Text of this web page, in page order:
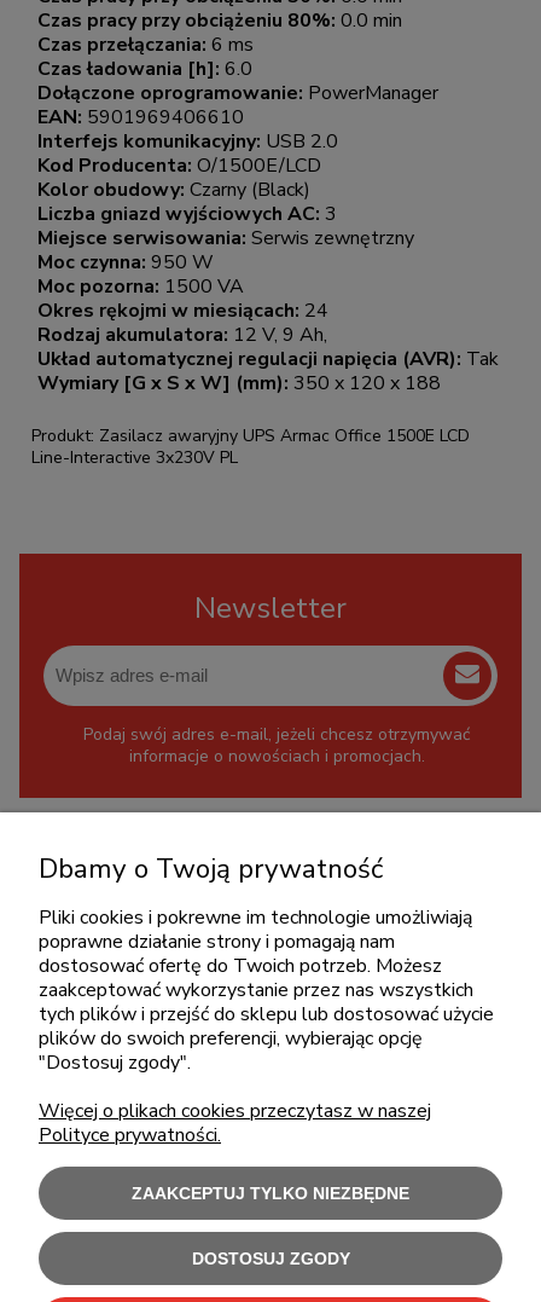
Czas pracy przy obciążeniu 80%: 0.0 min
Czas przełączania: 6 ms
Czas ładowania [h]: 6.0
Dołączone oprogramowanie: PowerManager
EAN: 5901969406610
Interfejs komunikacyjny: USB 2.0
Kod Producenta: O/1500E/LCD
Kolor obudowy: Czarny (Black)
Liczba gniazd wyjściowych AC: 3
Miejsce serwisowania: Serwis zewnętrzny
Moc czynna: 950 W
Moc pozorna: 1500 VA
Okres rękojmi w miesiącach: 24
Rodzaj akumulatora: 12 V, 9 Ah,
Układ automatycznej regulacji napięcia (AVR): Tak
Wymiary [G x S x W] (mm): 350 x 120 x 188
Produkt: Zasilacz awaryjny UPS Armac Office 1500E LCD
Line-Interactive 3x230V PL
Newsletter
Podaj swój adres e-mail, jeżeli chcesz otrzymywać
informacje o nowościach i promocjach.
+48 717345566
pon.-piąt.: 08:00-16:00
sklep@cebit.pl
ZAKUPY
POMOC
MOJE KONTO
INFORMACJE
Dbamy o Twoją prywatność
Pliki cookies i pokrewne im technologie umożliwiają
poprawne działanie strony i pomagają nam
dostosować ofertę do Twoich potrzeb. Możesz
zaakceptować wykorzystanie przez nas wszystkich
tych plików i przejść do sklepu lub dostosować użycie
plików do swoich preferencji, wybierając opcję
"Dostosuj zgody".
Więcej o plikach cookies przeczytasz w naszej
Polityce prywatności.
ZAAKCEPTUJ TYLKO NIEZBĘDNE
DOSTOSUJ ZGODY